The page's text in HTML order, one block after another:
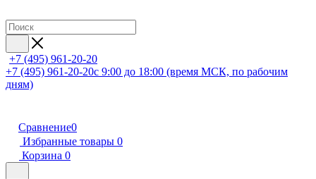
+7 (495) 961-20-20
+7 (495) 961-20-20с 9:00 до 18:00 (время МСК, по рабочим
дням)
Сравнение0
Избранные товары 0
Корзина 0